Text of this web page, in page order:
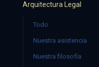
Arquitectura Legal
Todo
Nuestra asistencia
Nuestra filosofía